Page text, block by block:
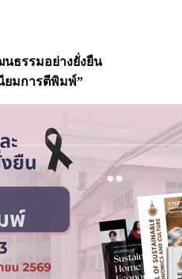
ธรรมอย่างยั่งยืน
ยมการตีพิมพ์”